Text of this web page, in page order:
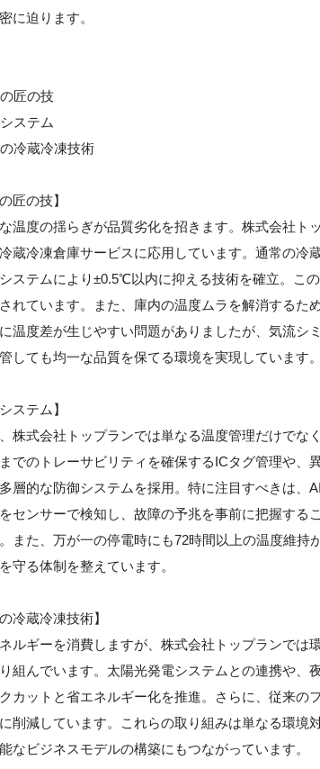
に迫ります。
匠の技
ステム
冷蔵冷凍技術
匠の技】
温度の揺らぎが品質劣化を招きます。株式会社ト
蔵冷凍倉庫サービスに応用しています。通常の冷
ステムにより±0.5℃以内に抑える技術を確立。こ
れています。また、庫内の温度ムラを解消するた
温度差が生じやすい問題がありましたが、気流シ
しても均一な品質を保てる環境を実現しています。
ステム】
株式会社トップランでは単なる温度管理だけでな
でのトレーサビリティを確保するICタグ管理や、
層的な防御システムを採用。特に注目すべきは、
センサーで検知し、故障の予兆を事前に把握する
また、万が一の停電時にも72時間以上の温度維持
守る体制を整えています。
冷蔵冷凍技術】
ルギーを消費しますが、株式会社トップランでは
組んでいます。太陽光発電システムとの連携や、
カットと省エネルギー化を推進。さらに、従来の
削減しています。これらの取り組みは単なる環境
なビジネスモデルの構築にもつながっています。